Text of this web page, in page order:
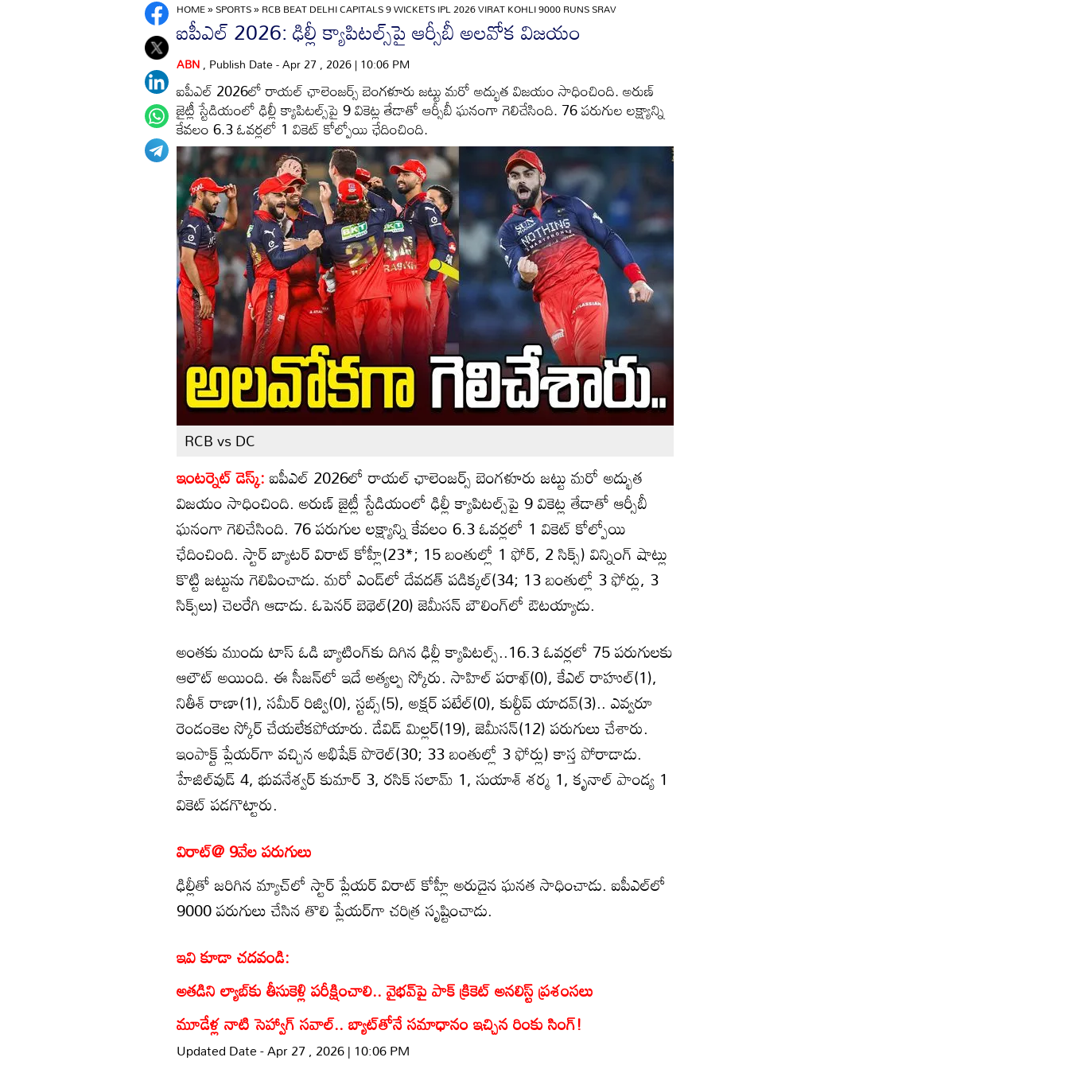
HOME»SPORTS»RCB BEAT DELHI CAPITALS 9 WICKETS IPL 2026 VIRAT KOHLI 9000 RUNS SRAV
ఐపీఎల్ 2026: ఢిల్లీ క్యాపిటల్స్‌పై ఆర్సీబీ అలవోక విజయం
ABN, Publish Date - Apr 27 , 2026 | 10:06 PM
ఐపీఎల్ 2026లో రాయల్ ఛాలెంజర్స్ బెంగళూరు జట్టు మరో అద్భుత విజయం సాధించింది. అరుణ్
జైట్లీ స్టేడియంలో ఢిల్లీ క్యాపిటల్స్‌పై 9 వికెట్ల తేడాతో ఆర్సీబీ ఘనంగా గెలిచేసింది. 76 పరుగుల లక్ష్యాన్ని
కేవలం 6.3 ఓవర్లలో 1 వికెట్ కోల్పోయి ఛేదించింది.
RCB vs DC
ఇంటర్నెట్ డెస్క్:ఐపీఎల్ 2026లో రాయల్ ఛాలెంజర్స్ బెంగళూరు జట్టు మరో అద్భుత
విజయం సాధించింది. అరుణ్ జైట్లీ స్టేడియంలో ఢిల్లీ క్యాపిటల్స్‌పై 9 వికెట్ల తేడాతో ఆర్సీబీ
ఘనంగా గెలిచేసింది. 76 పరుగుల లక్ష్యాన్ని కేవలం 6.3 ఓవర్లలో 1 వికెట్ కోల్పోయి
ఛేదించింది. స్టార్ బ్యాటర్ విరాట్ కోహ్లీ(23*; 15 బంతుల్లో 1 ఫోర్, 2 సిక్స్) విన్నింగ్ షాట్లు
కొట్టి జట్టును గెలిపించాడు. మరో ఎండ్‌లో దేవదత్ పడిక్కల్(34; 13 బంతుల్లో 3 ఫోర్లు, 3
సిక్స్‌లు) చెలరేగి ఆడాడు. ఓపెనర్ బెథెల్(20) జెమీసన్ బౌలింగ్‌లో ఔటయ్యాడు.
అంతకు ముందు టాస్ ఓడి బ్యాటింగ్‌కు దిగిన ఢిల్లీ క్యాపిటల్స్..16.3 ఓవర్లలో 75 పరుగులకు
ఆలౌట్ అయింది. ఈ సీజన్‌లో ఇదే అత్యల్ప స్కోరు. సాహిల్ పరాఖ్(0), కేఎల్ రాహుల్(1),
నితీశ్ రాణా(1), సమీర్ రిజ్వి(0), స్టబ్స్(5), అక్షర్ పటేల్(0), కుల్దీప్ యాదవ్(3).. ఎవ్వరూ
రెండంకెల స్కోర్ చేయలేకపోయారు. డేవిడ్ మిల్లర్(19), జెమీసన్(12) పరుగులు చేశారు.
ఇంపాక్ట్ ప్లేయర్‌గా వచ్చిన అభిషేక్ పొరెల్(30; 33 బంతుల్లో 3 ఫోర్లు) కాస్త పోరాడాడు.
హేజిల్‌వుడ్ 4, భువనేశ్వర్ కుమార్ 3, రసిక్ సలామ్ 1, సుయాశ్ శర్మ 1, కృనాల్ పాండ్య 1
వికెట్ పడగొట్టారు.
విరాట్@ 9వేల పరుగులు
ఢిల్లీతో జరిగిన మ్యాచ్‌లో స్టార్ ప్లేయర్ విరాట్ కోహ్లీ అరుదైన ఘనత సాధించాడు. ఐపీఎల్‌లో
9000 పరుగులు చేసిన తొలి ప్లేయర్‌గా చరిత్ర సృష్టించాడు.
ఇవి కూడా చదవండి:
అతడిని ల్యాబ్‌కు తీసుకెళ్లి పరీక్షించాలి.. వైభవ్‌పై పాక్ క్రికెట్ అనలిస్ట్ ప్రశంసలు
మూడేళ్ల నాటి సెహ్వాగ్‌ సవాల్‌.. బ్యాట్‌తోనే సమాధానం ఇచ్చిన రింకు సింగ్!
Updated Date - Apr 27 , 2026 | 10:06 PM